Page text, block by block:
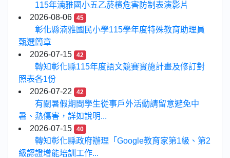
115年湳雅國小五乙菸檳危害防制表演影片
2026-08-06
45
彰化縣湳雅國民小學115學年度特殊教育助理員
甄選簡章
2026-07-15
42
轉知彰化縣115年度語文競賽實施計畫及修訂對
照表各1份
2026-07-22
42
有關暑假期間學生從事戶外活動請留意避免中
暑、熱傷害，詳如說明...
2026-07-15
40
轉知彰化縣政府辦理「Google教育家第1級、第2
級認證增能培訓工作...